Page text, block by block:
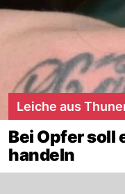
Leiche aus
Bei Opfer soll
handeln